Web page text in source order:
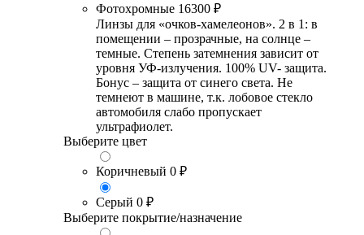
Фотохромные 16300 ₽
Линзы для «очков-хамелеонов». 2 в 1: в
помещении – прозрачные, на солнце –
темные. Степень затемнения зависит от
уровня УФ-излучения. 100% UV- защита.
Бонус – защита от синего света. Не
темнеют в машине, т.к. лобовое стекло
автомобиля слабо пропускает
ультрафиолет.
Выберите цвет
Коричневый 0 ₽
Серый 0 ₽
Выберите покрытие/назначение